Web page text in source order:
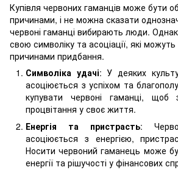
Купівля червоних гаманців може бути
причинами, і не можна сказати
червоні гаманці вибирають люди.
свою символіку та асоціації, які
причинами придбання.
Символіка удачі: У деяких
асоціюється з успіхом та
купувати червоні гаманці, щоб
процвітання у своє життя.
Енергія та пристрасть:
асоціюється з енергією,
Носити червоний гаманець може
енергії та рішучості у фінансових